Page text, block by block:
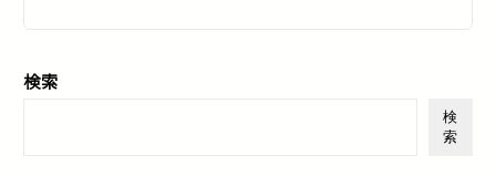
検索
検
索